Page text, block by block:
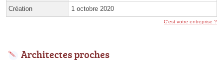
Création 1 octobre 2020
C'est votre entreprise ?
Architectes proches